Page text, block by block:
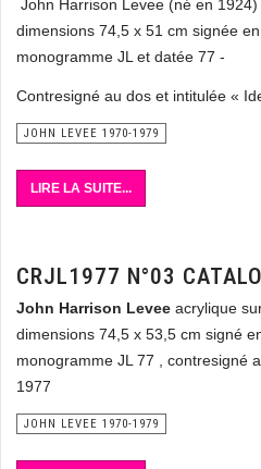
John Harrison Levee (né en
dimensions 74,5 x 51 cm signée
monogramme JL et datée 77 -
Contresigné au dos et intitulée «
JOHN LEVEE 1970-1979
LIRE LA SUITE...
CRJL1977 N°03
John Harrison Levee acrylique
dimensions 74,5 x 53,5 cm signé
monogramme JL 77 , contresigné
1977
JOHN LEVEE 1970-1979